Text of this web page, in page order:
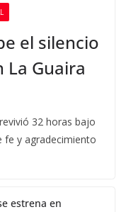
el silencio
Guaira
32 horas bajo
fe y agradecimiento
estrena en